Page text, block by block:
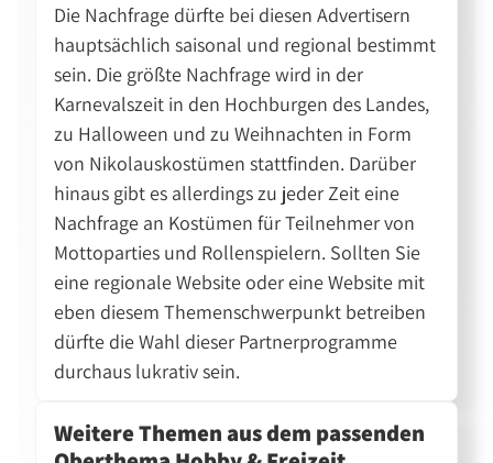
Die Nachfrage dürfte bei diesen Advertisern
hauptsächlich saisonal und regional bestimmt
sein. Die größte Nachfrage wird in der
Karnevalszeit in den Hochburgen des Landes,
zu Halloween und zu Weihnachten in Form
von Nikolauskostümen stattfinden. Darüber
hinaus gibt es allerdings zu jeder Zeit eine
Nachfrage an Kostümen für Teilnehmer von
Mottoparties und Rollenspielern. Sollten Sie
eine regionale Website oder eine Website mit
eben diesem Themenschwerpunkt betreiben
dürfte die Wahl dieser Partnerprogramme
durchaus lukrativ sein.
Weitere Themen aus dem passenden